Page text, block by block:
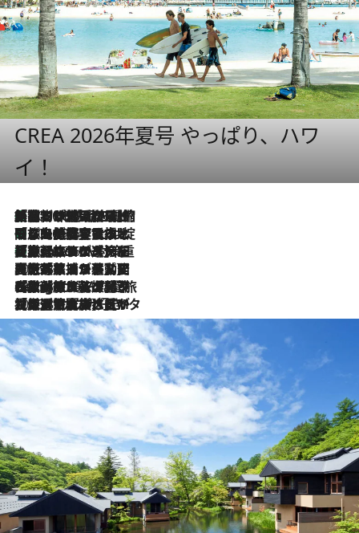
CREA 2026年夏号 やっぱり、ハワ
イ！
2026.8.6
「荷物が増えるほど旅ストレスは増す」美容ジャーナリストがたどり着いた最終結論。“化粧品を劇的に減らす”感動の凝縮美容とは
2026.8.6
「旅先には金髪ウィッグを持参」日本と同じメイクでは損してる!? 美容ジャーナリストが提案する“掟破りの旅美容”とは
2026.8.6
【厳選旅コスメ】「身軽さ＆UV対策重視！」ヘアアーティストshucoが選んだ夏旅ベストコスメを発表【Mサイズジップ】
2026.8.5
【厳選旅コスメ】国内をあちこち移動する河井菜摘が選んだ夏旅ベストコスメ発表！「リラックスアイテムはマスト」【Mサイズジップ】
2026.8.4
【厳選旅コスメ】「紫外線＆乾燥対策しながらメイク感も！」ヘア＆メイクGeorgeが選んだ夏旅ベストコスメを発表！【Mサイズジップ】
2026.8.3
【厳選旅コスメ】「保湿もタイパ重視！」“サウナ好き”タレント清水みさとが愛用する夏旅ベストコスメを発表！【Mサイズジップ】